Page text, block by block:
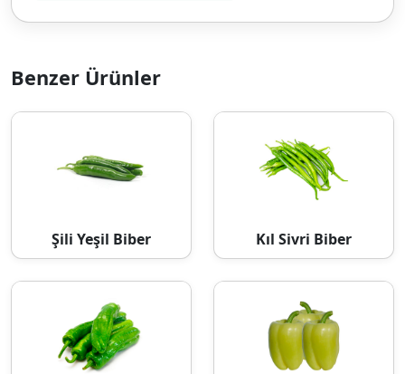
Benzer Ürünler
Şili Yeşil Biber Kıl Sivri Biber